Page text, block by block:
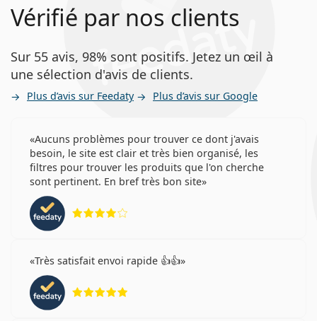
Vérifié par nos clients
Sur 55 avis, 98% sont positifs. Jetez un œil à
une sélection d'avis de clients.
Plus d’avis sur Feedaty Plus d’avis sur Google
Aucuns problèmes pour trouver ce dont j'avais
besoin, le site est clair et très bien organisé, les
filtres pour trouver les produits que l'on cherche
sont pertinent. En bref très bon site
Très satisfait envoi rapide 👍👍